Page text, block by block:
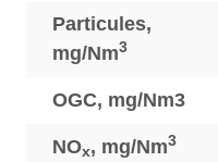
Particules,
mg/Nm3
OGC, mg/Nm3
NOx, mg/Nm3